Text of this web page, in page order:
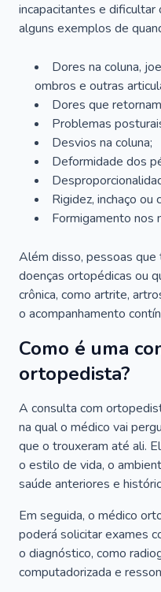
incapacitantes e
alguns exemplos de
Dores na coluna,
ombros e outras
Dores que
Problemas
Desvios na coluna;
Deformidade dos
Rigidez, inchaço ou
Formigamento nos
Além disso, pessoas
doenças ortopédicas ou
crônica, como artrite,
o acompanhamento
Como é uma
ortopedista?
A consulta com
na qual o médico vai
que o trouxeram até ali.
o estilo de vida, o
saúde anteriores e
Em seguida, o médico
poderá solicitar exames
o diagnóstico, como
computadorizada e